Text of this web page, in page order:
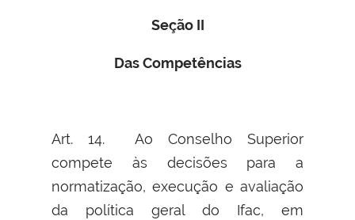
Seção II
Das Competências
Art. 14. Ao Conselho Superior
compete às decisões para a
normatização, execução e avaliação
da política geral do Ifac, em